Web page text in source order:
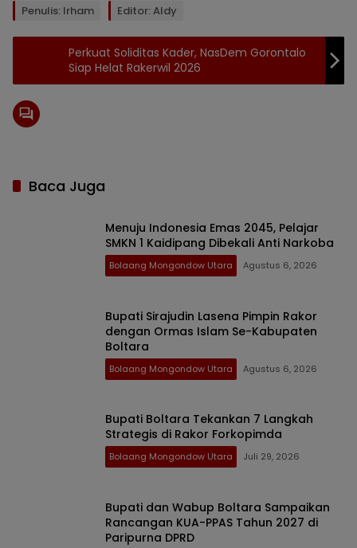
Penulis: Irham Editor: Aldy
Perkuat Soliditas Kader, NasDem Gorontalo
Siap Helat Rakerwil 2026
Baca Juga
Menuju Indonesia Emas 2045, Pelajar
SMKN 1 Kaidipang Dibekali Anti Narkoba
Bolaang Mongondow Utara Agustus 6, 2026
Bupati Sirajudin Lasena Pimpin Rakor
dengan Ormas Islam Se-Kabupaten
Boltara
Bolaang Mongondow Utara Agustus 6, 2026
Bupati Boltara Tekankan 7 Langkah
Strategis di Rakor Forkopimda
Bolaang Mongondow Utara Juli 29, 2026
Bupati dan Wabup Boltara Sampaikan
Rancangan KUA-PPAS Tahun 2027 di
Paripurna DPRD